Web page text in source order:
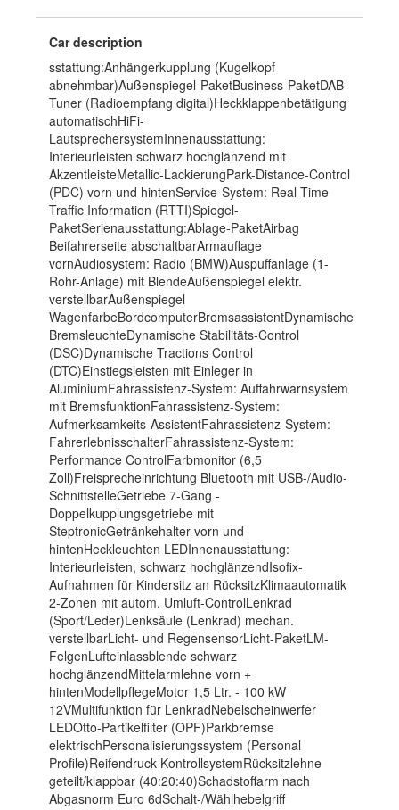
Car description
sstattung:Anhängerkupplung (Kugelkopf
abnehmbar)Außenspiegel-PaketBusiness-PaketDAB-
Tuner (Radioempfang digital)Heckklappenbetätigung
automatischHiFi-
LautsprechersystemInnenausstattung:
Interieurleisten schwarz hochglänzend mit
AkzentleisteMetallic-LackierungPark-Distance-Control
(PDC) vorn und hintenService-System: Real Time
Traffic Information (RTTI)Spiegel-
PaketSerienausstattung:Ablage-PaketAirbag
Beifahrerseite abschaltbarArmauflage
vornAudiosystem: Radio (BMW)Auspuffanlage (1-
Rohr-Anlage) mit BlendeAußenspiegel elektr.
verstellbarAußenspiegel
WagenfarbeBordcomputerBremsassistentDynamische
BremsleuchteDynamische Stabilitäts-Control
(DSC)Dynamische Tractions Control
(DTC)Einstiegsleisten mit Einleger in
AluminiumFahrassistenz-System: Auffahrwarnsystem
mit BremsfunktionFahrassistenz-System:
Aufmerksamkeits-AssistentFahrassistenz-System:
FahrerlebnisschalterFahrassistenz-System:
Performance ControlFarbmonitor (6,5
Zoll)Freisprecheinrichtung Bluetooth mit USB-/Audio-
SchnittstelleGetriebe 7-Gang -
Doppelkupplungsgetriebe mit
SteptronicGetränkehalter vorn und
hintenHeckleuchten LEDInnenausstattung:
Interieurleisten, schwarz hochglänzendIsofix-
Aufnahmen für Kindersitz an RücksitzKlimaautomatik
2-Zonen mit autom. Umluft-ControlLenkrad
(Sport/Leder)Lenksäule (Lenkrad) mechan.
verstellbarLicht- und RegensensorLicht-PaketLM-
FelgenLufteinlassblende schwarz
hochglänzendMittelarmlehne vorn +
hintenModellpflegeMotor 1,5 Ltr. - 100 kW
12VMultifunktion für LenkradNebelscheinwerfer
LEDOtto-Partikelfilter (OPF)Parkbremse
elektrischPersonalisierungssystem (Personal
Profile)Reifendruck-KontrollsystemRücksitzlehne
geteilt/klappbar (40:20:40)Schadstoffarm nach
Abgasnorm Euro 6dSchalt-/Wählhebelgriff